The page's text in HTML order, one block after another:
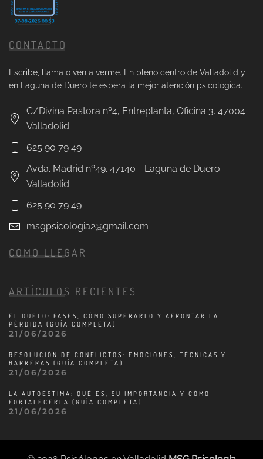
CONTACTO
Escribe, llama o ven a verme. En pleno centro de Valladolid y
en Laguna de Duero te espera la mejor atención psicológica.
C/Divina Pastora nº4, Entreplanta, Oficina 3. 47004
Valladolid
625 90 79 49
Avda. Madrid nº49. 47140 - Laguna de Duero.
Valladolid
625 90 79 49
msgpsicologia2@gmail.com
COMO LLEGAR
+
ARTÍCULOS RECIENTES
EL DUELO: FASES, CÓMO SUPERARLO Y AFRONTAR LA
PÉRDIDA (GUÍA COMPLETA)
21/06/2026
RESOLUCIÓN DE CONFLICTOS: EMOCIONES, TÉCNICAS Y
BARRERAS (GUÍA COMPLETA)
21/06/2026
LA AUTOESTIMA: QUÉ ES, SU IMPORTANCIA Y CÓMO
FORTALECERLA (GUÍA COMPLETA)
21/06/2026